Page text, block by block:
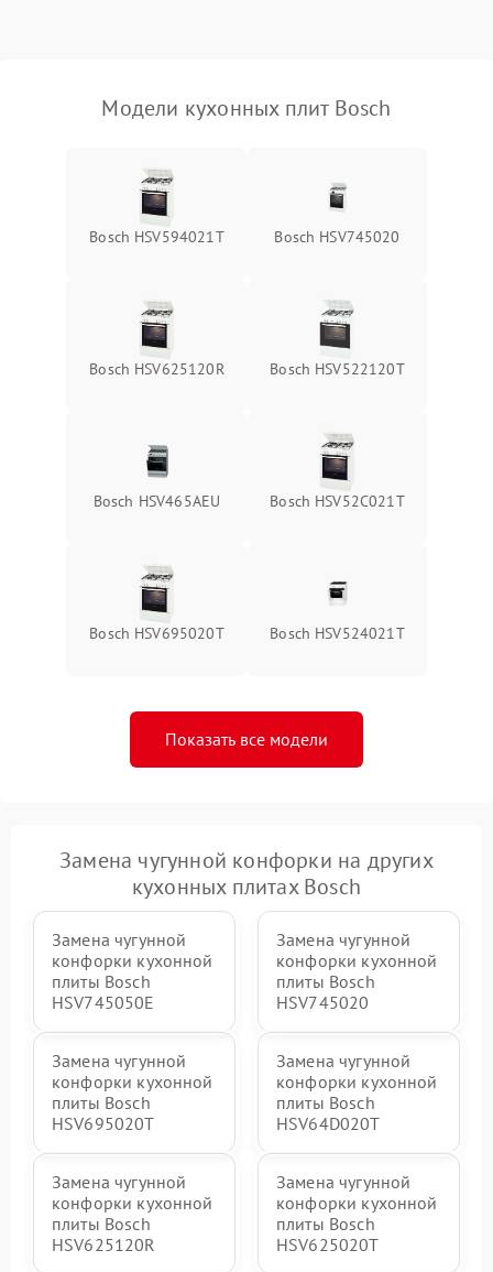
Модели кухонных плит Bosch
Bosch HSV594021T Bosch HSV745020
Bosch HSV625120R Bosch HSV522120T
Bosch HSV465AEU Bosch HSV52C021T
Bosch HSV695020T Bosch HSV524021T
Показать все модели
Замена чугунной конфорки на других
кухонных плитах Bosch
Замена чугунной
конфорки кухонной
плиты Bosch
HSV745050E
Замена чугунной
конфорки кухонной
плиты Bosch
HSV745020
Замена чугунной
конфорки кухонной
плиты Bosch
HSV695020T
Замена чугунной
конфорки кухонной
плиты Bosch
HSV64D020T
Замена чугунной
конфорки кухонной
плиты Bosch
HSV625120R
Замена чугунной
конфорки кухонной
плиты Bosch
HSV625020T